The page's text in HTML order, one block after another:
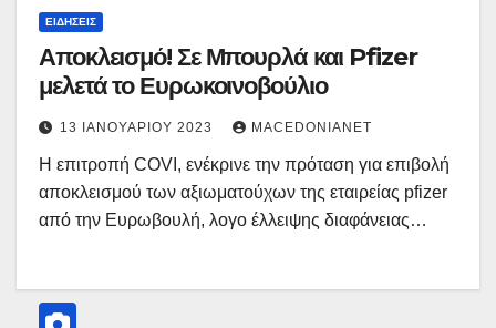
ΕΙΔΉΣΕΙΣ
Αποκλεισμό! Σε Μπουρλά και Pfizer
μελετά το Ευρωκοινοβούλιο
13 ΙΑΝΟΥΑΡΊΟΥ 2023 MACEDONIANET
Η επιτροπή COVI, ενέκρινε την πρόταση για επιβολή
αποκλεισμού των αξιωματούχων της εταιρείας pfizer
από την Ευρωβουλή, λογο έλλειψης διαφάνειας…